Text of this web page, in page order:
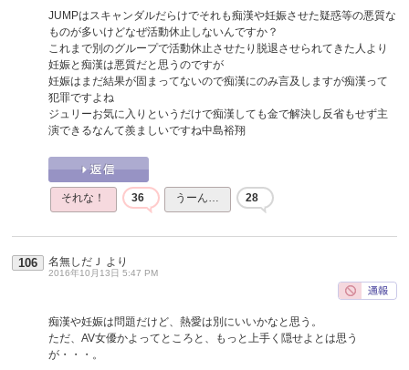
JUMPはスキャンダルだらけでそれも痴漢や妊娠させた疑惑等の悪質な
ものが多いけどなぜ活動休止しないんですか？
これまで別のグループで活動休止させたり脱退させられてきた人より
妊娠と痴漢は悪質だと思うのですが
妊娠はまだ結果が固まってないので痴漢にのみ言及しますが痴漢って
犯罪ですよね
ジュリーお気に入りというだけで痴漢しても金で解決し反省もせず主
演できるなんて羨ましいですね中島裕翔
それな！ 36 うーん… 28
106 名無しだＪ より
2016年10月13日 5:47 PM
痴漢や妊娠は問題だけど、熱愛は別にいいかなと思う。
ただ、AV女優かよってところと、もっと上手く隠せよとは思う
が・・・。